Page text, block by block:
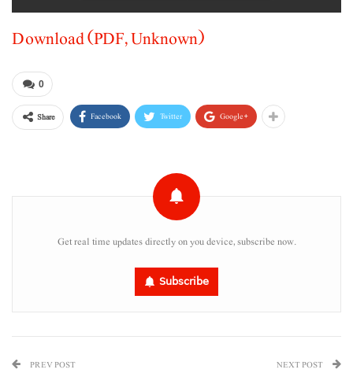
Download (PDF, Unknown)
0
Share Facebook Twitter Google+
Get real time updates directly on you device, subscribe now.
Subscribe
PREV POST NEXT POST